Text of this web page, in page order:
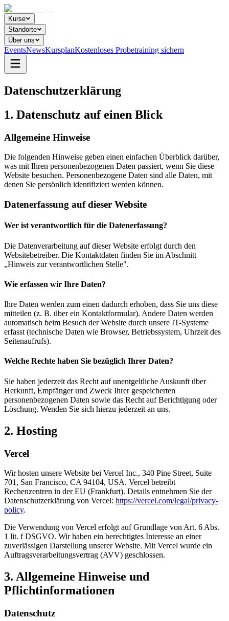
Kurse
Standorte
Über uns
EventsNewsKursplanKostenloses Probetraining sichern
Datenschutz­erklärung
1. Datenschutz auf einen Blick
Allgemeine Hinweise
Die folgenden Hinweise geben einen einfachen Überblick darüber,
was mit Ihren personenbezogenen Daten passiert, wenn Sie diese
Website besuchen. Personenbezogene Daten sind alle Daten, mit
denen Sie persönlich identifiziert werden können.
Datenerfassung auf dieser Website
Wer ist verantwortlich für die Datenerfassung?
Die Datenverarbeitung auf dieser Website erfolgt durch den
Websitebetreiber. Die Kontaktdaten finden Sie im Abschnitt
„Hinweis zur verantwortlichen Stelle".
Wie erfassen wir Ihre Daten?
Ihre Daten werden zum einen dadurch erhoben, dass Sie uns diese
mitteilen (z. B. über ein Kontaktformular). Andere Daten werden
automatisch beim Besuch der Website durch unsere IT-Systeme
erfasst (technische Daten wie Browser, Betriebssystem, Uhrzeit des
Seitenaufrufs).
Welche Rechte haben Sie bezüglich Ihrer Daten?
Sie haben jederzeit das Recht auf unentgeltliche Auskunft über
Herkunft, Empfänger und Zweck Ihrer gespeicherten
personenbezogenen Daten sowie das Recht auf Berichtigung oder
Löschung. Wenden Sie sich hierzu jederzeit an uns.
2. Hosting
Vercel
Wir hosten unsere Website bei Vercel Inc., 340 Pine Street, Suite
701, San Francisco, CA 94104, USA. Vercel betreibt
Rechenzentren in der EU (Frankfurt). Details entnehmen Sie der
Datenschutzerklärung von Vercel: https://vercel.com/legal/privacy-
policy.
Die Verwendung von Vercel erfolgt auf Grundlage von Art. 6 Abs.
1 lit. f DSGVO. Wir haben ein berechtigtes Interesse an einer
zuverlässigen Darstellung unserer Website. Mit Vercel wurde ein
Auftragsverarbeitungsvertrag (AVV) geschlossen.
3. Allgemeine Hinweise und
Pflichtinformationen
Datenschutz